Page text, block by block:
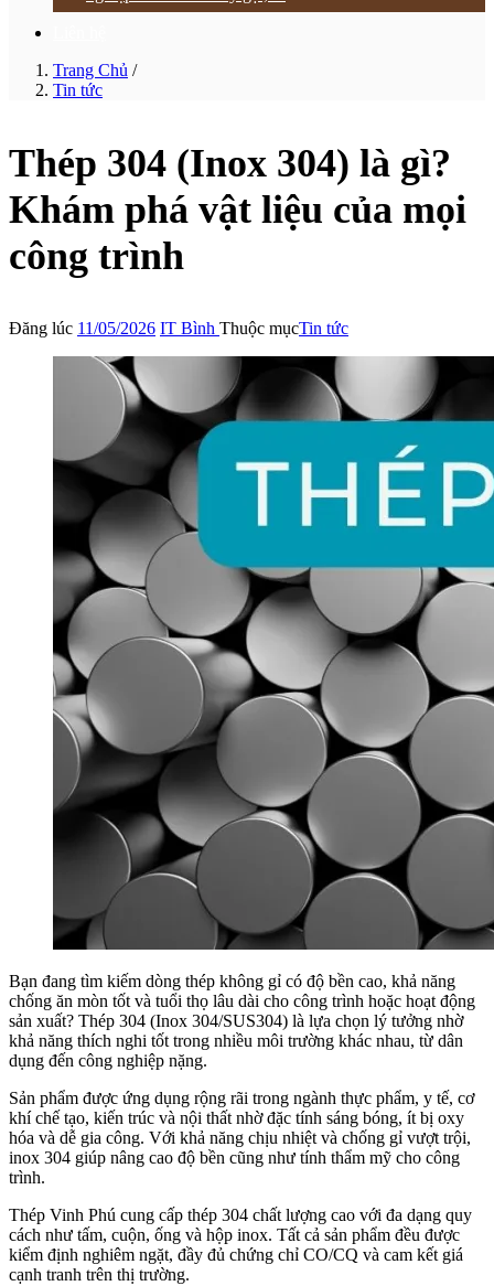
Trang Chủ /
Tin tức
Thép 304 (Inox 304) là gì?
Khám phá vật liệu của mọi
công trình
Đăng lúc 11/05/2026 IT Bình Thuộc mụcTin tức
Bạn đang tìm kiếm dòng thép không gỉ có độ bền cao, khả năng
chống ăn mòn tốt và tuổi thọ lâu dài cho công trình hoặc hoạt động
sản xuất? Thép 304 (Inox 304/SUS304) là lựa chọn lý tưởng nhờ
khả năng thích nghi tốt trong nhiều môi trường khác nhau, từ dân
dụng đến công nghiệp nặng.
Sản phẩm được ứng dụng rộng rãi trong ngành thực phẩm, y tế, cơ
khí chế tạo, kiến trúc và nội thất nhờ đặc tính sáng bóng, ít bị oxy
hóa và dễ gia công. Với khả năng chịu nhiệt và chống gỉ vượt trội,
inox 304 giúp nâng cao độ bền cũng như tính thẩm mỹ cho công
trình.
Thép Vinh Phú cung cấp thép 304 chất lượng cao với đa dạng quy
cách như tấm, cuộn, ống và hộp inox. Tất cả sản phẩm đều được
kiểm định nghiêm ngặt, đầy đủ chứng chỉ CO/CQ và cam kết giá
cạnh tranh trên thị trường.